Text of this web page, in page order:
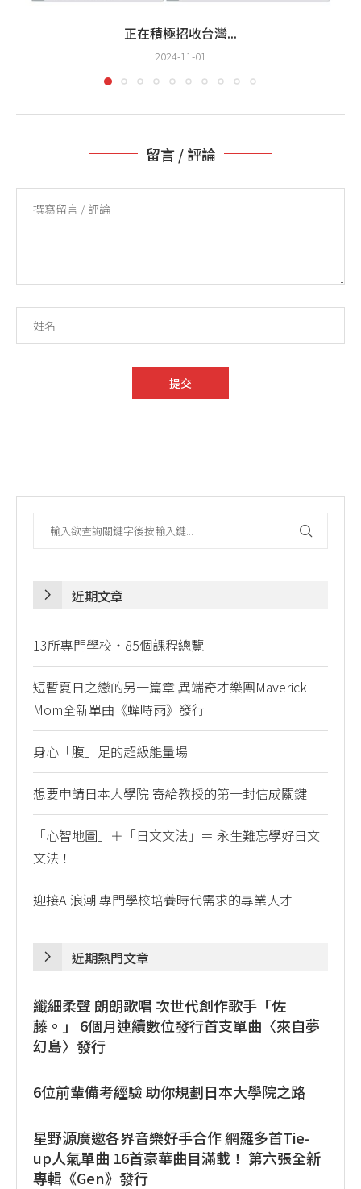
正在積極招收台灣...
2024-11-01
留言 / 評論
近期文章
13所專門學校・85個課程總覽
短暫夏日之戀的另一篇章 異端奇才樂團Maverick
Mom全新單曲《蟬時雨》發行
身心「腹」足的超級能量場
想要申請日本大學院 寄給教授的第一封信成關鍵
「心智地圖」＋「日文文法」＝ 永生難忘學好日文
文法！
迎接AI浪潮 專門學校培養時代需求的專業人才
近期熱門文章
纖細柔聲 朗朗歌唱 次世代創作歌手「佐
藤。」 6個月連續數位發行首支單曲〈來自夢
幻島〉發行
6位前輩備考經驗 助你規劃日本大學院之路
星野源廣邀各界音樂好手合作 網羅多首Tie-
up人氣單曲 16首豪華曲目滿載！ 第六張全新
專輯《Gen》發行